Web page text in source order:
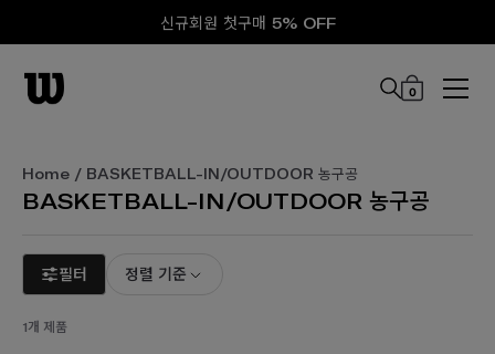
신규회원 첫구매 5% OFF
0
Home / BASKETBALL-IN/OUTDOOR 농구공
BASKETBALL-IN/OUTDOOR 농구공
필터 정렬 기준
1개 제품